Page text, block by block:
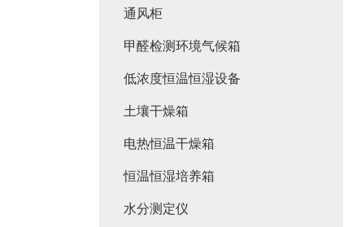
通风柜
甲醛检测环境气候箱
低浓度恒温恒湿设备
土壤干燥箱
电热恒温干燥箱
恒温恒湿培养箱
水分测定仪